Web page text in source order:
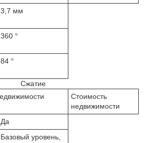
3,7 мм
360 °
84 °
Сжатие
Стоимость
недвижимости
Да
Базовый уровень,